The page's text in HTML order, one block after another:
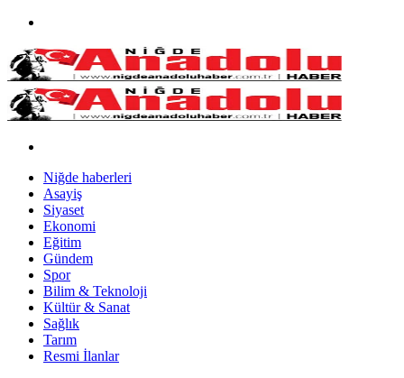
Niğde haberleri
Asayiş
Siyaset
Ekonomi
Eğitim
Gündem
Spor
Bilim & Teknoloji
Kültür & Sanat
Sağlık
Tarım
Resmi İlanlar